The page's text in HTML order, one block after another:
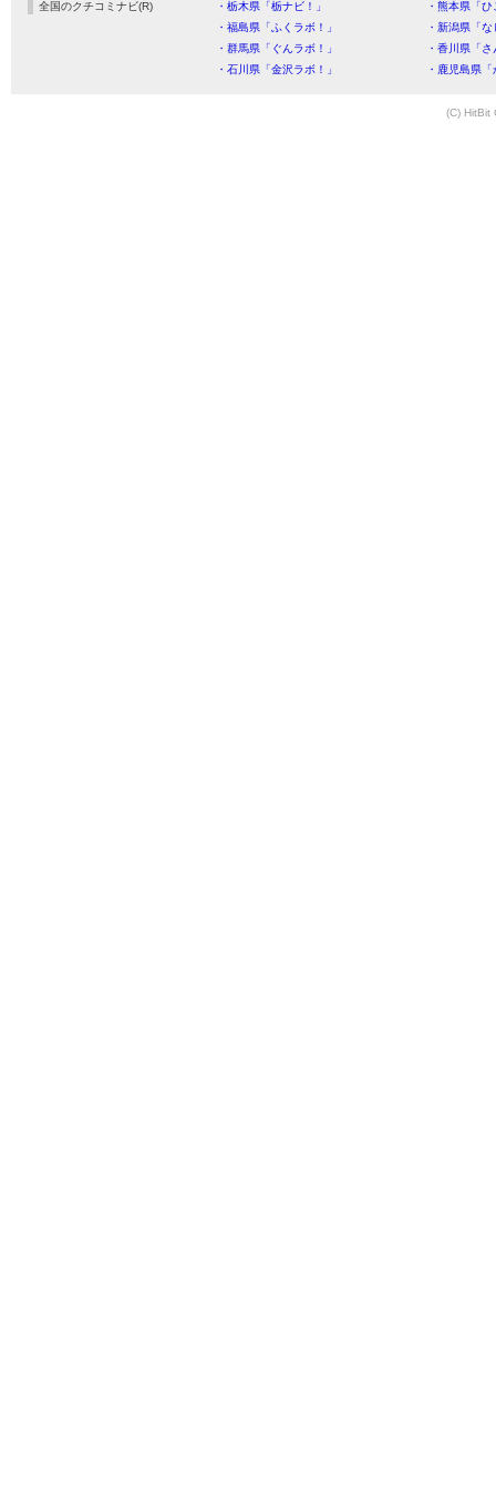
全国のクチコミナビ(R) ・栃木県「栃ナビ！」
・熊本県「
・福島県「ふくラボ！」
・新潟県「
・群馬県「ぐんラボ！」
・香川県「
・石川県「金沢ラボ！」
・鹿児島県
(C) HitBit